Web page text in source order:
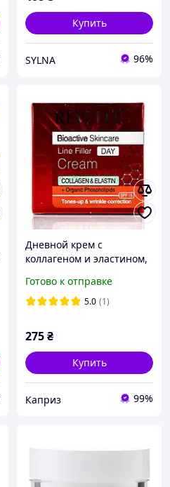
Купить
SYLNA 96%
Дневной крем с
коллагеном и эластином,
50 ml.
Готово к отправке
5.0 (1)
275₴
Купить
Каприз 99%